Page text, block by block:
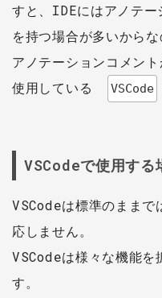
すと、IDEにはアノテ
を持つ場合が多いからな
アノテーションコメン
使用している
VSCode
VSCodeで使用する
VSCodeは標準のままで
応しません。
VSCodeは様々な機能を
す。